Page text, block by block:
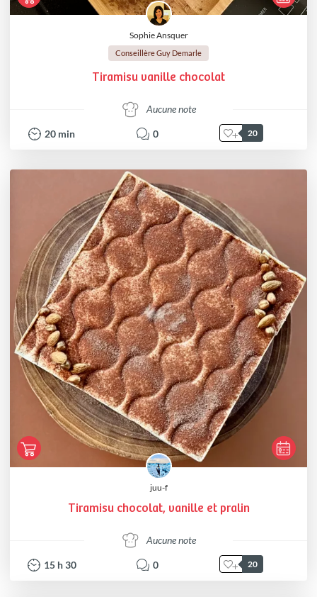
Sophie Ansquer
Conseillère Guy Demarle
Tiramisu vanille chocolat
Aucune note
20 min 0 20
juu-f
Tiramisu chocolat, vanille et pralin
Aucune note
15 h30 0 20